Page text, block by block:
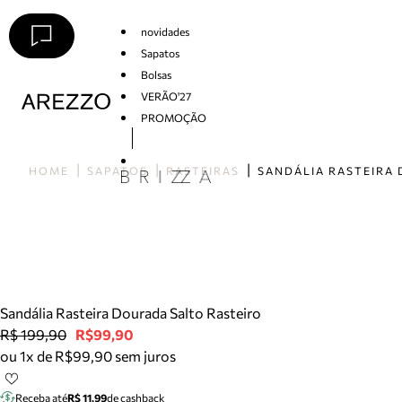
novidades
Sapatos
Bolsas
VERÃO'27
PROMOÇÃO
HOME SAPATOS RASTEIRAS
Sandália Rasteira Dourada Salto Rasteiro
R$ 199,90 R$99,90
ou 1x de R$99,90 sem juros
Receba atéR$ 11,99de cashback